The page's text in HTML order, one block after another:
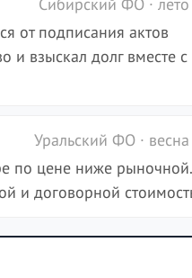
от подписания актов
и взыскал долг вместе с
Уральский ФО ·
по цене ниже
и договорной